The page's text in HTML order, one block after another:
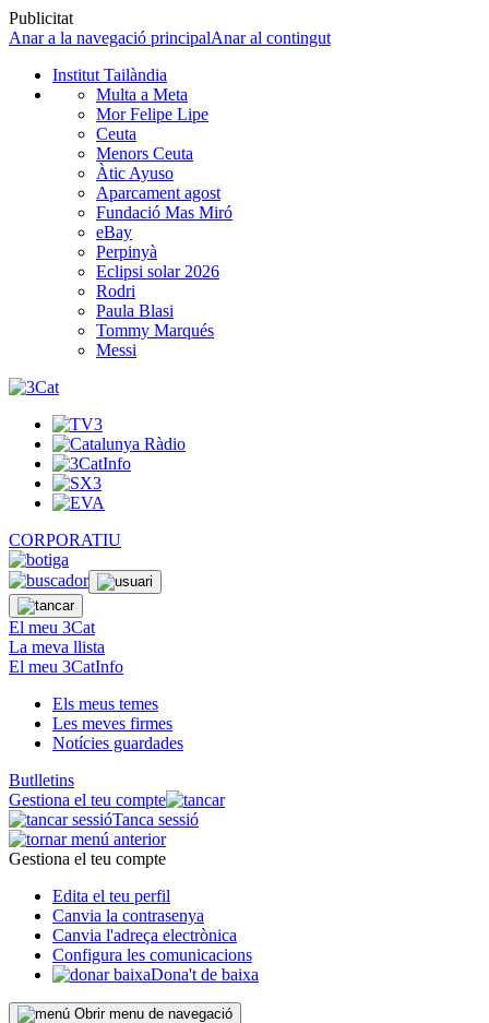
Publicitat
Anar a la navegació principalAnar al contingut
Institut Tailàndia
Multa a Meta
Mor Felipe Lipe
Ceuta
Menors Ceuta
Àtic Ayuso
Aparcament agost
Fundació Mas Miró
eBay
Perpinyà
Eclipsi solar 2026
Rodri
Paula Blasi
Tommy Marqués
Messi
CORPORATIU
El meu 3Cat
La meva llista
El meu 3CatInfo
Els meus temes
Les meves firmes
Notícies guardades
Butlletins
Gestiona el teu compte
Tanca sessió
Gestiona el teu compte
Edita el teu perfil
Canvia la contrasenya
Canvia l'adreça electrònica
Configura les comunicacions
Dona't de baixa
Obrir menu de navegació